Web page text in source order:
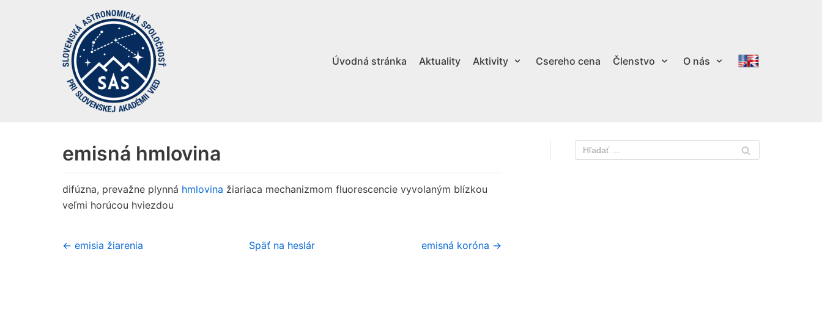
Úvodná stránka Aktuality Aktivity Csereho cena Členstvo O nás
emisná hmlovina
difúzna, prevažne plynná hmlovina žiariaca mechanizmom fluorescencie vyvolaným blízkou
veľmi horúcou hviezdou
← emisia žiarenia Späť na heslár emisná koróna →